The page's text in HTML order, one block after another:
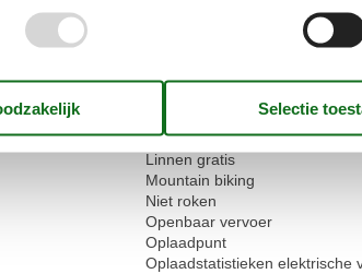
Keuken woonkamer
Ledlampen
Linnen gratis
Mountain biking
Niet roken
Openbaar vervoer
Oplaadpunt
Oplaadstatistieken elektrische